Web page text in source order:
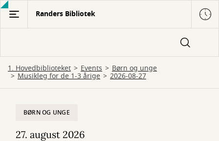
Gå
hovedindhold
Randers Bibliotek
1. Hovedbiblioteket Events Børn og unge
Musikleg for de 1-3 årige 2026-08-27
BØRN OG UNGE
27. august 2026